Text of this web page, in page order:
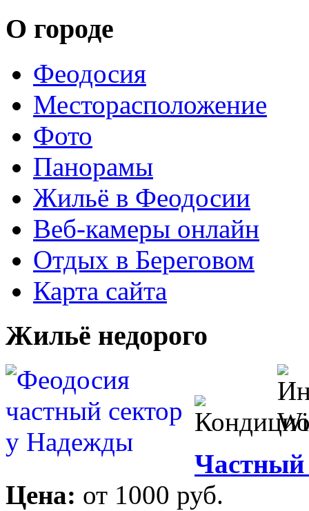
О городе
Феодосия
Месторасположение
Фото
Панорамы
Жильё в Феодосии
Веб-камеры онлайн
Отдых в Береговом
Карта сайта
Жильё недорого
Частный
Цена: от 1000 руб.